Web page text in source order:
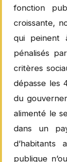
fonction
croissante,
qui peinent
pénalisés
critères
dépasse les
du
alimenté le
dans un
publique